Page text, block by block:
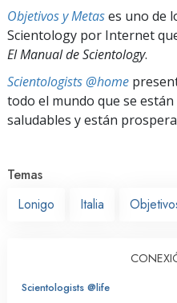
Objetivos y Metases uno de
Scientology por Internet
El Manual de Scientology.
Scientologists @home
todo el mundo que se
saludables y están
Temas
Lonigo
Italia
Scientologists @life